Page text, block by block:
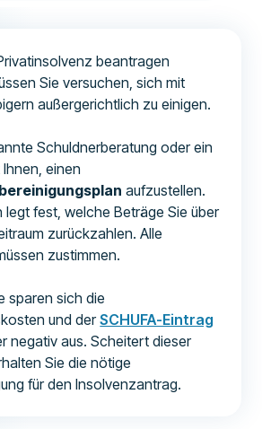
beantragen
Sie versuchen, sich mit
außergerichtlich zu einigen.
Schuldnerberatung oder ein
einen
aufzustellen.
legt fest, welche Beträge Sie über
zurückzahlen. Alle
zustimmen.
sparen sich die
und derSCHUFA-Eintrag
negativ aus. Scheitert dieser
Sie die nötige
für den Insolvenzantrag.